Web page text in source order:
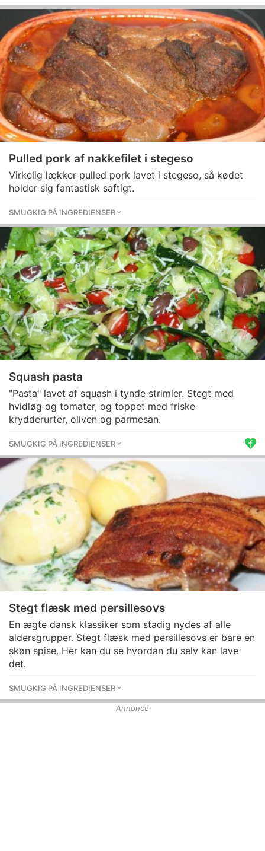
Pulled pork af nakkefilet i stegeso
Virkelig lækker pulled pork lavet i stegeso, så kødet
holder sig fantastisk saftigt.
SMUGKIG PÅ INGREDIENSER
Squash pasta
"Pasta" lavet af squash i tynde strimler. Stegt med
hvidløg og tomater, og toppet med friske
krydderurter, oliven og parmesan.
SMUGKIG PÅ INGREDIENSER
Stegt flæsk med persillesovs
En ægte dansk klassiker som stadig nydes af alle
aldersgrupper. Stegt flæsk med persillesovs er bare en
skøn spise. Her kan du se hvordan du selv kan lave
det.
SMUGKIG PÅ INGREDIENSER
Annonce